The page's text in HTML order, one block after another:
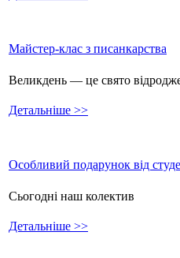
Майстер-клас з писанкарства
Великдень — це свято
Детальніше >>
Особливий подарунок від
Сьогодні наш колектив
Детальніше >>